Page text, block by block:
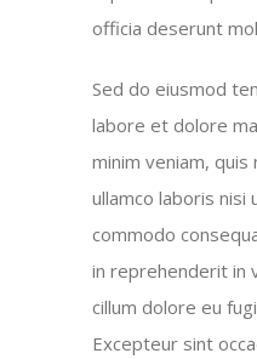
officia deserunt
Sed do eiusmod
labore et dolore
minim veniam,
ullamco laboris nisi
commodo
in reprehenderit in
cillum dolore eu
Excepteur sint